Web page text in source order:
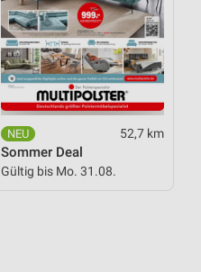
52,7 km
Sommer Deal
Gültig bis Mo. 31.08.